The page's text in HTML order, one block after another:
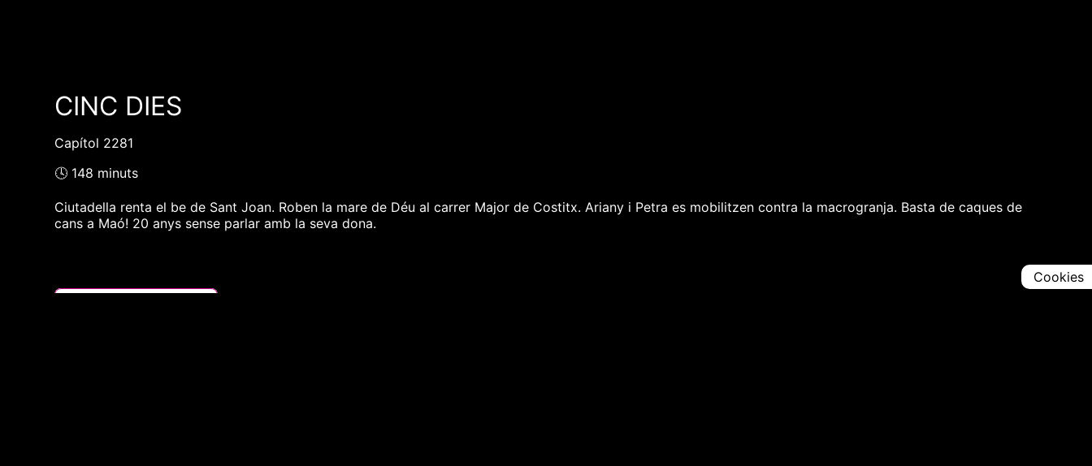
CINC DIES
Capítol 2281
🕓 148 minuts
Ciutadella renta el be de Sant Joan. Roben la mare de Déu al carrer Major de Costitx. Ariany i Petra es mobilitzen contra la macrogranja. Basta de caques de
cans a Maó! 20 anys sense parlar amb la seva dona.
Cookies